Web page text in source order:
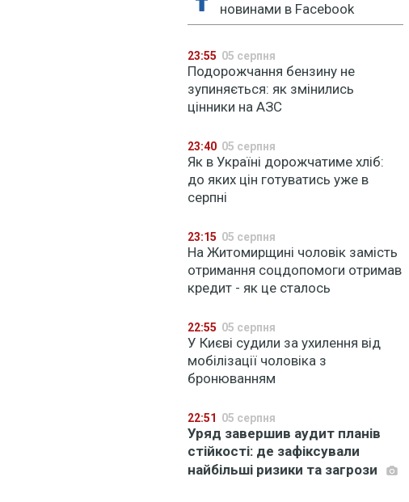
новинами в Facebook
23:55 05 серпня
Подорожчання бензину не
зупиняється: як змінились
цінники на АЗС
23:40 05 серпня
Як в Україні дорожчатиме хліб:
до яких цін готуватись уже в
серпні
23:15 05 серпня
На Житомирщині чоловік замість
отримання соцдопомоги отримав
кредит - як це сталось
22:55 05 серпня
У Києві судили за ухилення від
мобілізації чоловіка з
бронюванням
22:51 05 серпня
Уряд завершив аудит планів
стійкості: де зафіксували
найбільші ризики та загрози